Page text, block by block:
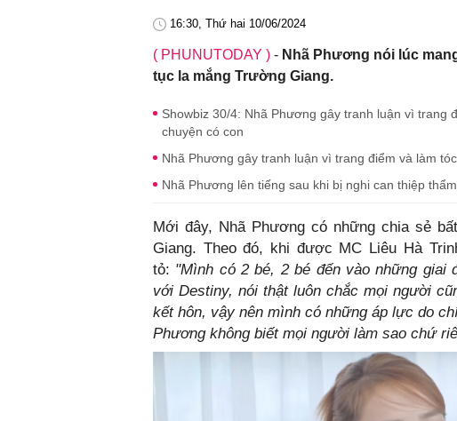
16:30, Thứ hai 10/06/2024
( PHUNUTODAY ) - Nhã Phương nói lúc
tục la mắng Trường Giang.
Showbiz 30/4: Nhã Phương gây tranh luận vì trang
chuyện có con
Nhã Phương gây tranh luận vì trang điểm và làm
Nhã Phương lên tiếng sau khi bị nghi can thiệp
Mới đây, Nhã Phương có những chia sẻ
Giang. Theo đó, khi được MC Liêu Hà
tỏ: "Mình có 2 bé, 2 bé đến vào những giai
với Destiny, nói thật luôn chắc mọi người
kết hôn, vậy nên mình có những áp lực do
Phương không biết mọi người làm sao chứ